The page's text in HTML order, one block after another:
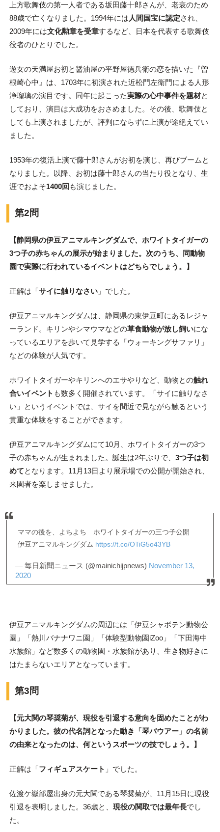
上方歌舞伎の第一人者である坂田藤十郎さんが、老衰のため
88歳で亡くなりました。1994年には人間国宝に認定され、
2009年には文化勲章を受章するなど、日本を代表する歌舞伎
役者のひとりでした。
遊女の天満屋お初と醤油屋の平野屋徳兵衛の恋を描いた『曽
根崎心中』は、1703年に初演された近松門左衛門による人形
浄瑠璃の演目です。同年に起こった実際の心中事件を題材と
しており、演目は大成功をおさめました。その後、歌舞伎と
しても上演されましたが、評判にならずに上演が途絶えてい
ました。
1953年の復活上演で藤十郎さんがお初を演じ、再びブームと
なりました。以降、お初は藤十郎さんの当たり役となり、生
涯でおよそ1400回 も演じました。
第2問
【静岡県の伊豆アニマルキングダムで、ホワイトタイガーの
3つ子の赤ちゃんの展示が始まりました。次のうち、同動物
園で実際に行われているイベントはどちらでしょう。
】
正解は「サイに触りなさい」でした。
伊豆アニマルキングダムは、静岡県の東伊豆町にあるレジャ
ーランド。キリンやシマウマなどの草食動物が放し飼いにな
っているエリアを歩いて見学する「ウォーキングサファリ」
などの体験が人気です。
ホワイトタイガーやキリンへのエサやりなど、動物との触れ
合いイベント も数多く開催されています。「サイに触りなさ
い」というイベントでは、サイを間近で見ながら触るという
貴重な体験をすることができます。
伊豆アニマルキングダムにて10月、ホワイトタイガーの3つ
子の赤ちゃんが生まれました。誕生は2年ぶりで、 3つ子は初
めてとなります。11月13日より展示場での公開が開始され、
来園者を楽しませました。
ママの後を、よちよち ホワイトタイガーの三つ子公開
伊豆アニマルキングダム https://t.co/OTiG5o43YB
— 毎日新聞ニュース (@mainichijpnews) November 13,
2020
伊豆アニマルキングダムの周辺には「伊豆シャボテン動物公
園」「熱川バナナワニ園」「体験型動物園iZoo」「下田海中
水族館」など数多くの動物園・水族館があり、生き物好きに
はたまらないエリアとなっています。
第3問
【元大関の琴奨菊が、現役を引退する意向を固めたことがわ
かりました。彼の代名詞となった動き「琴バウアー」の名前
の由来となったのは、何というスポーツの技でしょう。】
正解は「フィギュアスケート 」でした。
佐渡ケ嶽部屋出身の元大関である琴奨菊が、11月15日に現役
引退を表明しました。36歳と、 現役の関取では最年長でし
た。